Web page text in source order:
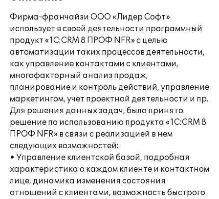
Фирма-франчайзи ООО «Лидер Софт»
использует в своей деятельности программный
продукт «1С:CRM 8 ПРОФ NFR» с целью
автоматизации таких процессов деятельности,
как управление контактами с клиентами,
многофакторный анализ продаж,
планирование и контроль действий, управление
маркетингом, учет проектной деятельности и пр.
Для решения данных задач, было принято
решение по использованию продукта «1С:CRM 8
ПРОФ NFR» в связи с реализацией в нем
следующих возможностей:
• Управление клиентской базой, подробная
характеристика о каждом клиенте и контактном
лице, динамика изменения состояния
отношений с клиентами, возможность быстрого